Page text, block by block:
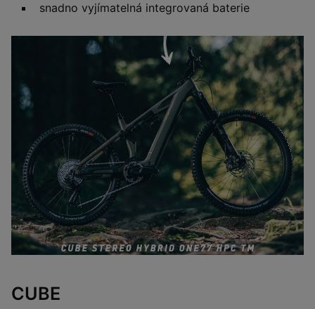
snadno vyjímatelná integrovaná baterie
CUBE